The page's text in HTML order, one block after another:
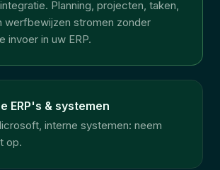
Planning, projecten, taken,
werfbewijzen stromen zonder
invoer in uw ERP.
ERP's & systemen
interne systemen: neem
op.